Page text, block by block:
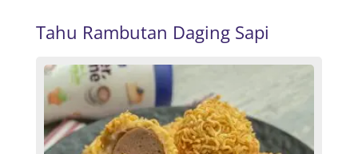
Tahu Rambutan Daging Sapi